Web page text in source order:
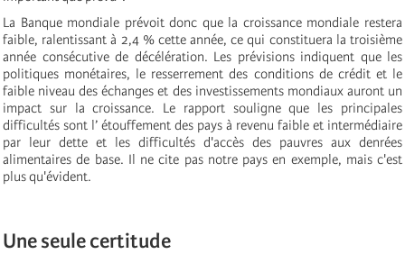
La Banque mondiale prévoit donc que la croissance mondiale restera
faible, ralentissant à 2,4 % cette année, ce qui constituera la troisième
année consécutive de décélération. Les prévisions indiquent que les
politiques monétaires, le resserrement des conditions de crédit et le
faible niveau des échanges et des investissements mondiaux auront un
impact sur la croissance. Le rapport souligne que les principales
difficultés sont l’ étouffement des pays à revenu faible et intermédiaire
par leur dette et les difficultés d'accès des pauvres aux denrées
alimentaires de base. Il ne cite pas notre pays en exemple, mais c'est
plus qu'évident.
Une seule certitude